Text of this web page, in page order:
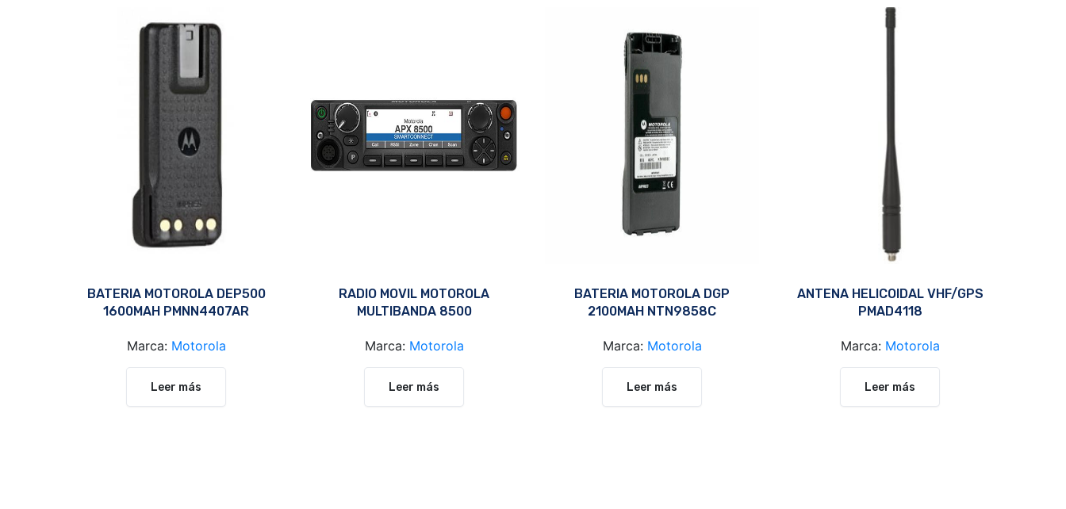
BATERIA MOTOROLA DEP500
1600MAH PMNN4407AR
Marca: Motorola
Leer más
RADIO MOVIL MOTOROLA
MULTIBANDA 8500
Marca: Motorola
Leer más
BATERIA MOTOROLA DGP
2100MAH NTN9858C
Marca: Motorola
Leer más
ANTENA HELICOIDAL VHF/GPS
PMAD4118
Marca: Motorola
Leer más